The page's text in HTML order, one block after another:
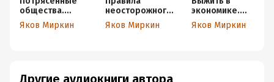
общества.
Правила жизни в
эпоху перемен
Яков Миркин
неосторожного
обращения с
государством
Яков Миркин
экономике.
Руководство
для каждого
Яков Миркин
Другие аудиокниги автора